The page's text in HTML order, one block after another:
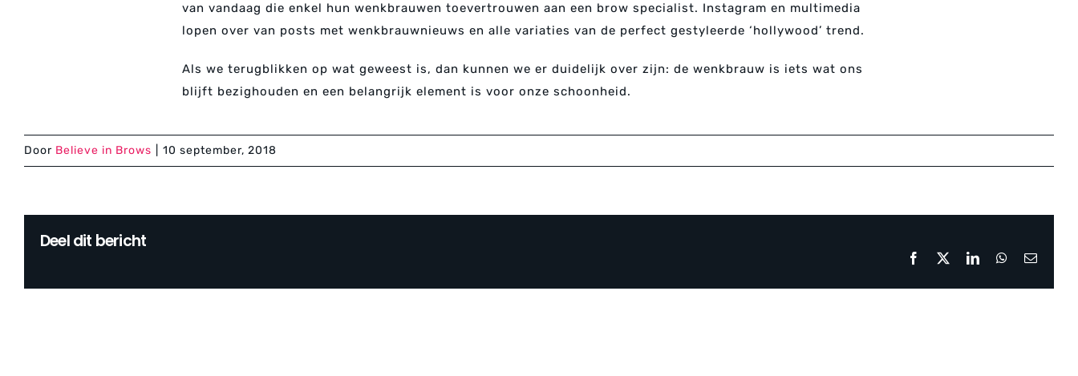
van vandaag die enkel hun wenkbrauwen toevertrouwen aan een brow specialist. Instagram en multimedia
lopen over van posts met wenkbrauwnieuws en alle variaties van de perfect gestyleerde ‘hollywood’ trend.
Als we terugblikken op wat geweest is, dan kunnen we er duidelijk over zijn: de wenkbrauw is iets wat ons
blijft bezighouden en een belangrijk element is voor onze schoonheid.
Door Believe in Brows 10 september, 2018
Deel dit bericht
Facebook LinkedInWhatsApp